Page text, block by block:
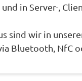
und in Server-,
sind wir in
Bluetooth, NfC